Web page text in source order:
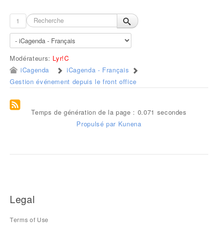
1
Modérateurs: Lyr!C
iCagenda
iCagenda - Français
Gestion événement depuis le front office
Temps de génération de la page : 0.071 secondes
Propulsé par Kunena
Legal
Terms of Use